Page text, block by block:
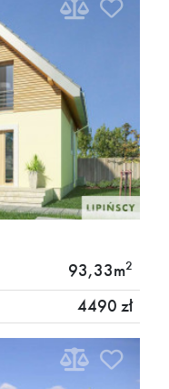
93,33m2
4490 zł